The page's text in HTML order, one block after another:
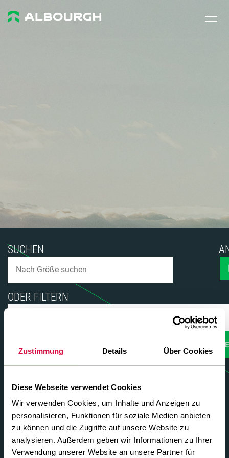
Zustimmung Details Über Cookies
Diese Webseite verwendet Cookies
Wir verwenden Cookies, um Inhalte und Anzeigen zu
personalisieren, Funktionen für soziale Medien anbieten
zu können und die Zugriffe auf unsere Website zu
analysieren. Außerdem geben wir Informationen zu Ihrer
Verwendung unserer Website an unsere Partner für
HÄNDLERSUCHE
KONTAKT
SUCHEN
ODER FILTERN
TYRES
205/75R17.5 ACROSS D
204753124/122M
Reifen anzeigen
215/75R17.5 ACROSS D